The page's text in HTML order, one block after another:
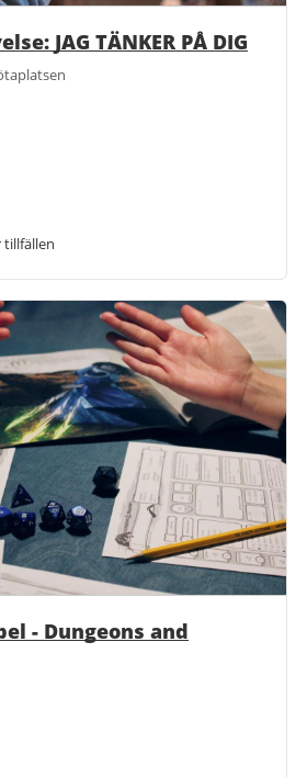
JAG TÄNKER PÅ DIG
tillfällen
- Dungeons and